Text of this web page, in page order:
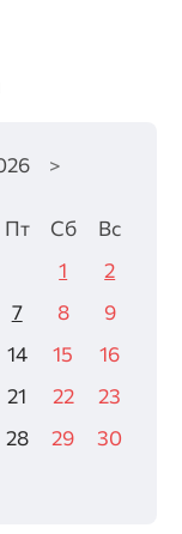
>
Пт Сб
Вс
1
2
7 8
9
14 15
16
21 22
23
28 29
30